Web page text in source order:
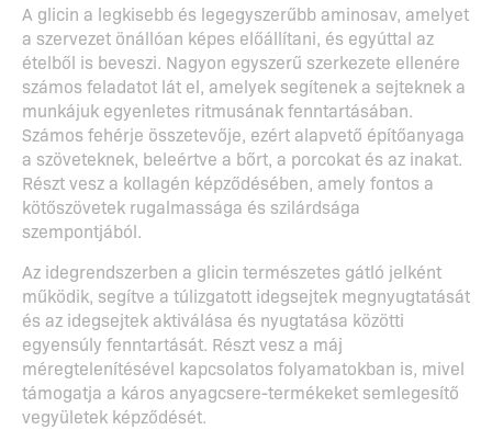
A glicin a legkisebb és legegyszerűbb aminosav, amelyet
a szervezet önállóan képes előállítani, és egyúttal az
ételből is beveszi. Nagyon egyszerű szerkezete ellenére
számos feladatot lát el, amelyek segítenek a sejteknek a
munkájuk egyenletes ritmusának fenntartásában.
Számos fehérje összetevője, ezért alapvető építőanyaga
a szöveteknek, beleértve a bőrt, a porcokat és az inakat.
Részt vesz a kollagén képződésében, amely fontos a
kötőszövetek rugalmassága és szilárdsága
szempontjából.
Az idegrendszerben a glicin természetes gátló jelként
működik, segítve a túlizgatott idegsejtek megnyugtatását
és az idegsejtek aktiválása és nyugtatása közötti
egyensúly fenntartását. Részt vesz a máj
méregtelenítésével kapcsolatos folyamatokban is, mivel
támogatja a káros anyagcsere-termékeket semlegesítő
vegyületek képződését.